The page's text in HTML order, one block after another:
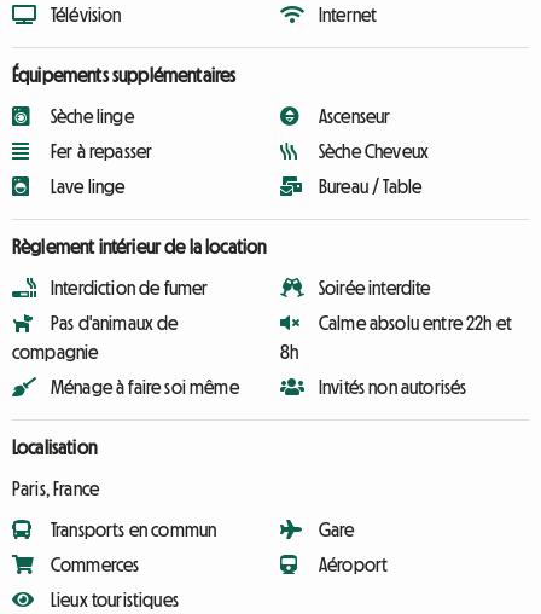
Télévision
Internet
Équipements supplémentaires
Sèche linge
Fer à repasser
Lave linge
Ascenseur
Sèche Cheveux
Bureau / Table
Règlement intérieur de la location
Interdiction de fumer
Pas d'animaux de
compagnie
Ménage à faire soi même
Soirée interdite
Calme absolu entre 22h et
8h
Invités non autorisés
Localisation
Paris, France
Transports en commun
Commerces
Lieux touristiques
Gare
Aéroport